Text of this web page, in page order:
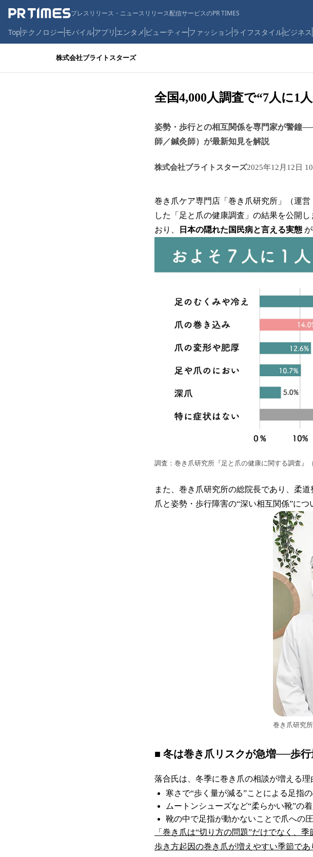
プレスリリース・ニュースリリース配信サービスのPR TIMES
Topテクノロジーモバイルアプリ エンタメ ビューティーファッションライフスタイルビジネス
株式会社ブライトスターズ
全国4,000人調査で“7人に1
姿勢・歩行との相互関係を専門家が警鐘
師／鍼灸師）が最新知見を解説
株式会社ブライトスターズ2025年12月12日
巻き爪ケア専門店「巻き爪研究所」（運
した「足と爪の健康調査」の結果を公開
おり、
日本の隠れた国民病と言える実態
調査：巻き爪研究所『足と爪の健康に関する調査』（
また、巻き爪研究所の総院長であり、柔
爪と姿勢・歩行障害の“深い相互関係”につ
巻き爪研究
■ 冬は巻き爪リスクが急増──歩
落合氏は、冬季に巻き爪の相談が増える理
寒さで“歩く量が減る”ことによる足指
ムートンシューズなど“柔らかい靴”の
靴の中で足指が動かないことで爪への
「巻き爪は“切り方の問題”だけでなく、
歩き方起因の巻き爪が増えやすい季節で